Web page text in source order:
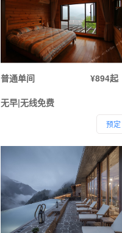
普通单间
¥894起
无早|无线免费
预定